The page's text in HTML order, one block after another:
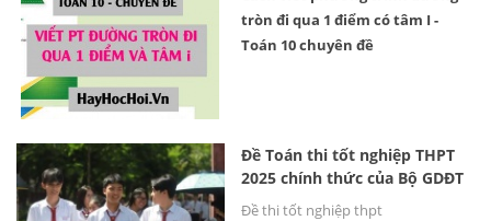
tròn đi qua 1 điểm có tâm I -
Toán 10 chuyên đề
Đề Toán thi tốt nghiệp THPT
2025 chính thức của Bộ GDĐT
Đề thi tốt nghiệp thpt